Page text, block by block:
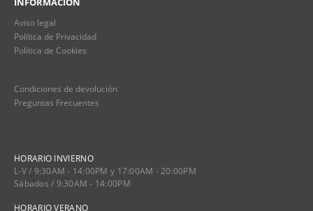
Aviso legal
Política de Privacidad
Política de Cookies
Condiciones de devolución
Preguntas Frecuentes
HORARIO INVIERNO
L-V / 9:30AM - 14:00PM y 17:00AM - 20:00PM
Sábados / 9:30AM - 14:00PM
HORARIO VERANO